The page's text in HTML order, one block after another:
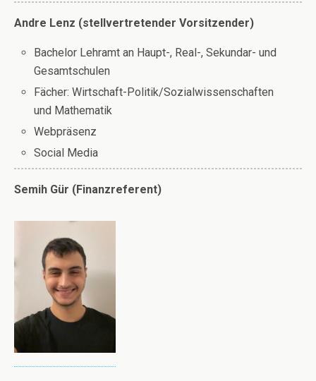
Andre Lenz (stellvertretender Vorsitzender)
Bachelor Lehramt an Haupt-, Real-, Sekundar- und
Gesamtschulen
Fächer: Wirtschaft-Politik/Sozialwissenschaften
und Mathematik
Webpräsenz
Social Media
Semih Gür (Finanzreferent)